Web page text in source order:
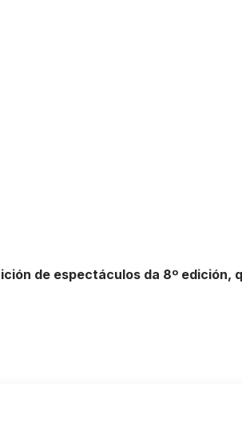
de espectáculos da 8º edición,